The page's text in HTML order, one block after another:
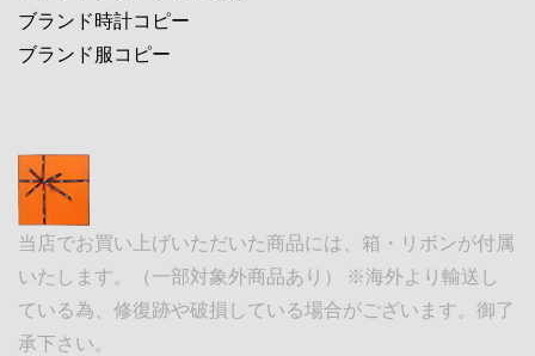
ブランド時計コピー
ブランド服コピー
当店でお買い上げいただいた商品には、箱・リボンが付属
いたします。（一部対象外商品あり） ※海外より輸送し
ている為、修復跡や破損している場合がございます。御了
承下さい。